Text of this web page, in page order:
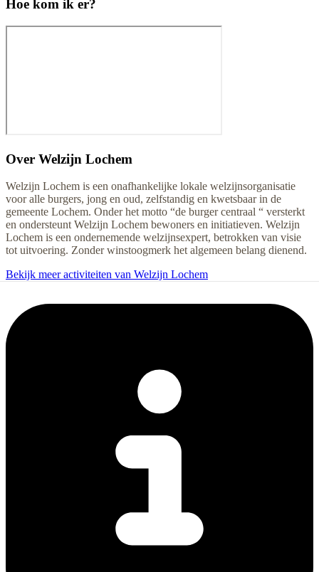
Hoe kom ik er?
Over Welzijn Lochem
Welzijn Lochem is een onafhankelijke lokale welzijnsorganisatie
voor alle burgers, jong en oud, zelfstandig en kwetsbaar in de
gemeente Lochem. Onder het motto “de burger centraal “ versterkt
en ondersteunt Welzijn Lochem bewoners en initiatieven. Welzijn
Lochem is een ondernemende welzijnsexpert, betrokken van visie
tot uitvoering. Zonder winstoogmerk het algemeen belang dienend.
Bekijk meer activiteiten van Welzijn Lochem